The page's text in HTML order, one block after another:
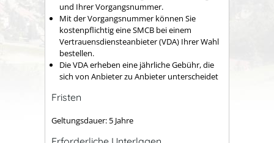
und Ihrer Vorgangsnummer.
Mit der Vorgangsnummer können Sie
kostenpflichtig eine SMCB bei einem
Vertrauensdiensteanbieter (VDA) Ihrer Wahl
bestellen.
Die VDA erheben eine jährliche Gebühr, die
sich von Anbieter zu Anbieter unterscheidet
Fristen
Geltungsdauer: 5 Jahre